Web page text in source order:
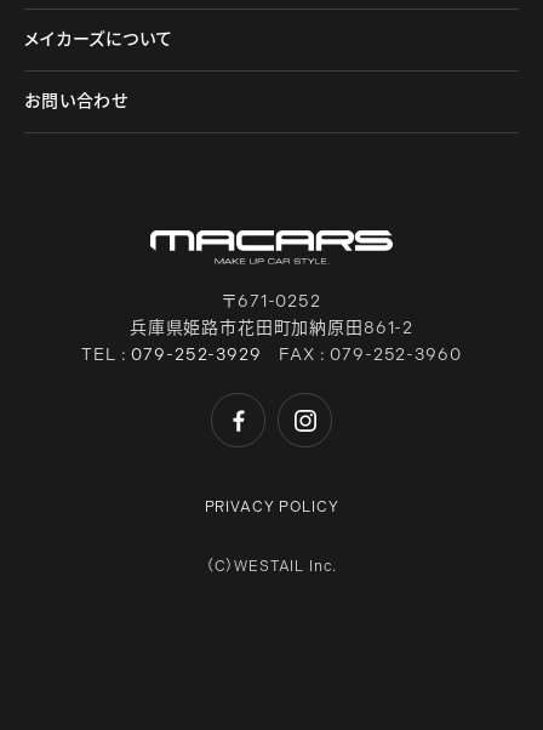
メイカーズについて
お問い合わせ
〒671-0252
兵庫県姫路市花田町加納原田861-2
TEL :079-252-3929 FAX : 079-252-3960
PRIVACY POLICY
（C）WESTAIL Inc.